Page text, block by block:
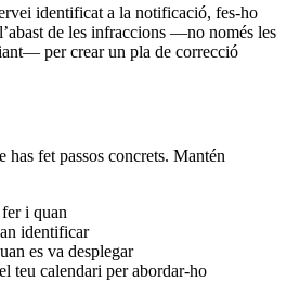
identificat a la notificació, fes-ho
de les infraccions —no només les
per crear un pla de correcció
has fet passos concrets. Mantén
i quan
identificar
es va desplegar
teu calendari per abordar-ho